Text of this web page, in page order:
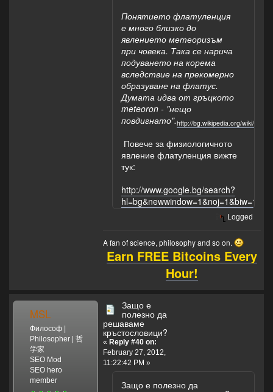
Понятието флатуленция
е много близко до
явлението метеоризъм
при човека. Така се нарича
подуването на корема
вследствие на прекомерно
образуване на флатус.
Думата идва от гръцкото
meteoron - "нещо
повдигнато".http://bg.wikipedia.org/wiki/
Повече за физиологичното
явление флатуленция вижте
тук:
http://www.google.bg/search?
Logged
A fan of science, philosophy and so on.
Earn FREE Bitcoins Every
Hour!
MSL
Философ |
Philosopher | 哲
学家
SEO Mod
SEO hero
member
Защо е
полезно да
решаваме
кръстословици?
« Reply #40 on:
February 27, 2012,
11:22:42 PM »
Защо е полезно да